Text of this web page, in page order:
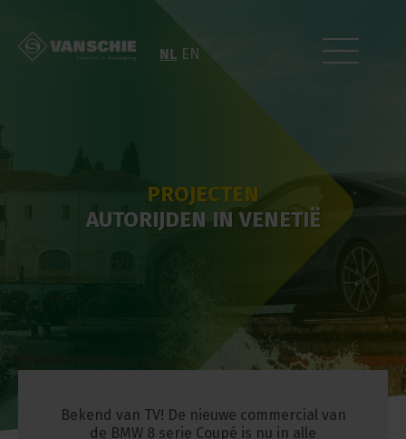
NL EN
PROJECTEN
AUTORIJDEN IN VENETIË
Bekend van TV! De nieuwe commercial van
de BMW 8 serie Coupé is nu in alle